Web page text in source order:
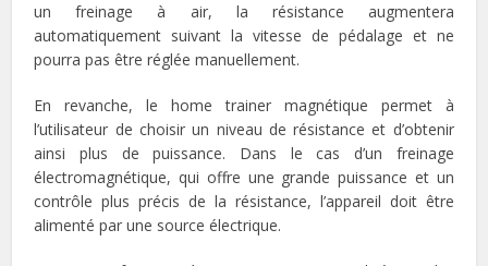
un freinage à air, la résistance augmentera
automatiquement suivant la vitesse de pédalage et ne
pourra pas être réglée manuellement.
En revanche, le home trainer magnétique permet à
l’utilisateur de choisir un niveau de résistance et d’obtenir
ainsi plus de puissance. Dans le cas d’un freinage
électromagnétique, qui offre une grande puissance et un
contrôle plus précis de la résistance, l’appareil doit être
alimenté par une source électrique.